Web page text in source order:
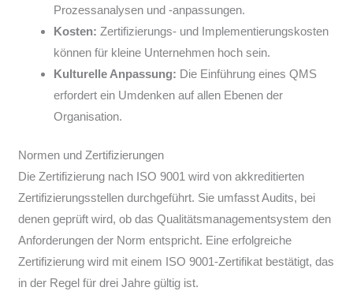
Prozessanalysen und -anpassungen.
Kosten: Zertifizierungs- und Implementierungskosten
können für kleine Unternehmen hoch sein.
Kulturelle Anpassung: Die Einführung eines QMS
erfordert ein Umdenken auf allen Ebenen der
Organisation.
Normen und Zertifizierungen
Die Zertifizierung nach ISO 9001 wird von akkreditierten
Zertifizierungsstellen durchgeführt. Sie umfasst Audits, bei
denen geprüft wird, ob das Qualitätsmanagementsystem den
Anforderungen der Norm entspricht. Eine erfolgreiche
Zertifizierung wird mit einem ISO 9001-Zertifikat bestätigt, das
in der Regel für drei Jahre gültig ist.